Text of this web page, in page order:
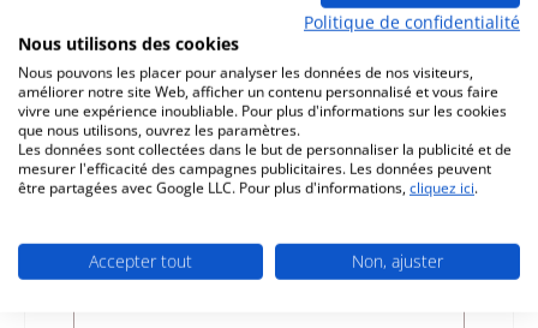
Prix régulier :
150,54 €
Détails
Politique de confidentialité
Nous utilisons des cookies
Nous pouvons les placer pour analyser les données de nos visiteurs,
améliorer notre site Web, afficher un contenu personnalisé et vous faire
vivre une expérience inoubliable. Pour plus d'informations sur les cookies
que nous utilisons, ouvrez les paramètres.
Les données sont collectées dans le but de personnaliser la publicité et de
mesurer l'efficacité des campagnes publicitaires. Les données peuvent
être partagées avec Google LLC. Pour plus d'informations, cliquez ici.
Accepter tout Non, ajuster